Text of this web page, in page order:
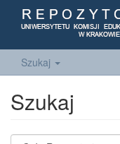
Szukaj
Szukaj